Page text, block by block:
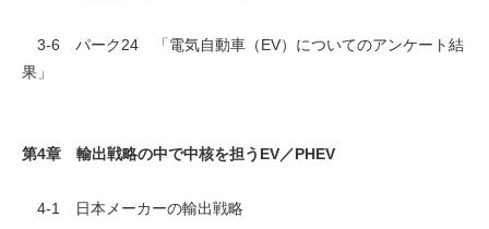
3-6 パーク24 「電気自動車（EV）についてのアンケート結
果」
第4章 輸出戦略の中で中核を担うEV／PHEV
4-1 日本メーカーの輸出戦略